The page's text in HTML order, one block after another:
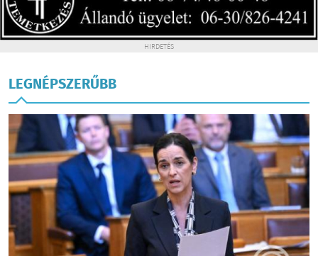
HIRDETÉS
LEGNÉPSZERŰBB